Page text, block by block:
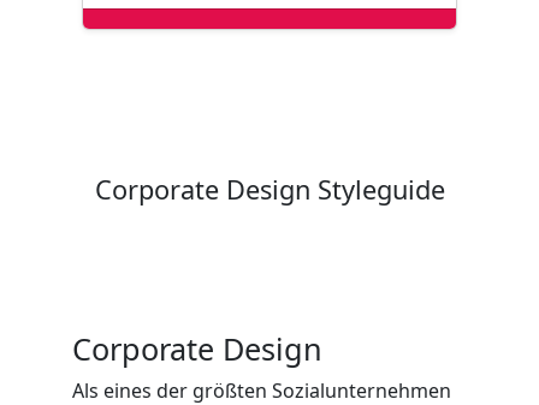
Corporate Design Styleguide
Corporate Design
Als eines der größten Sozialunternehmen